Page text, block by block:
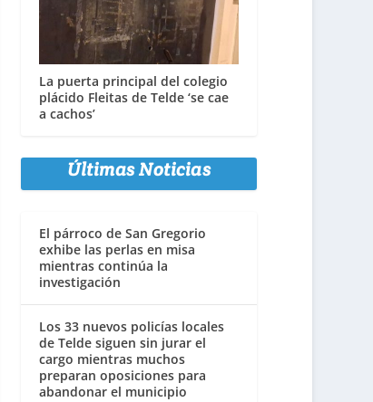
La puerta principal del colegio
plácido Fleitas de Telde ‘se cae
a cachos’
Últimas Noticias
El párroco de San Gregorio
exhibe las perlas en misa
mientras continúa la
investigación
Los 33 nuevos policías locales
de Telde siguen sin jurar el
cargo mientras muchos
preparan oposiciones para
abandonar el municipio